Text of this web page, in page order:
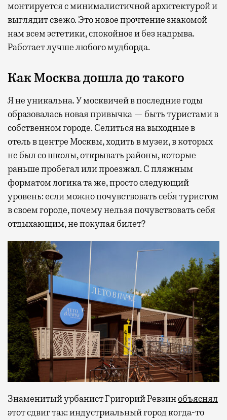
монтируется с минималистичной архитектурой и
выглядит свежо. Это новое прочтение знакомой
нам всем эстетики, спокойное и без надрыва.
Работает лучше любого мудборда.
Как Москва дошла до такого
Я не уникальна. У москвичей в последние годы
образовалась новая привычка — быть туристами в
собственном городе. Селиться на выходные в
отель в центре Москвы, ходить в музеи, в которых
не был со школы, открывать районы, которые
раньше пробегал или проезжал. С пляжным
форматом логика та же, просто следующий
уровень: если можно почувствовать себя туристом
в своем городе, почему нельзя почувствовать себя
отдыхающим, не покупая билет?
Знаменитый урбанист Григорий Ревзинобъяснял
этот сдвиг так: индустриальный город когда-то